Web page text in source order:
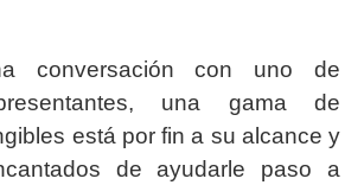
conversación con uno de
una gama de
está por fin a su alcance y
de ayudarle paso a